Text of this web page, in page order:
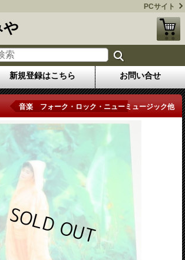
PCサイト
や
新規登録はこちら お問い合せ
音楽 フォーク・ロック・ニューミュージック他